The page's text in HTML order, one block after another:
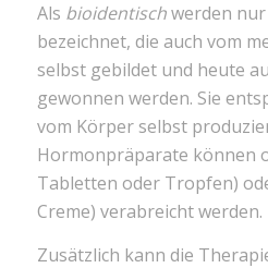
Als bioidentischwerden nur
bezeichnet, die auch vom
selbst gebildet und heute
gewonnen werden. Sie
vom Körper selbst
Hormonpräparate können
Tabletten oder Tropfen)
Creme) verabreicht werden.
Zusätzlich kann die